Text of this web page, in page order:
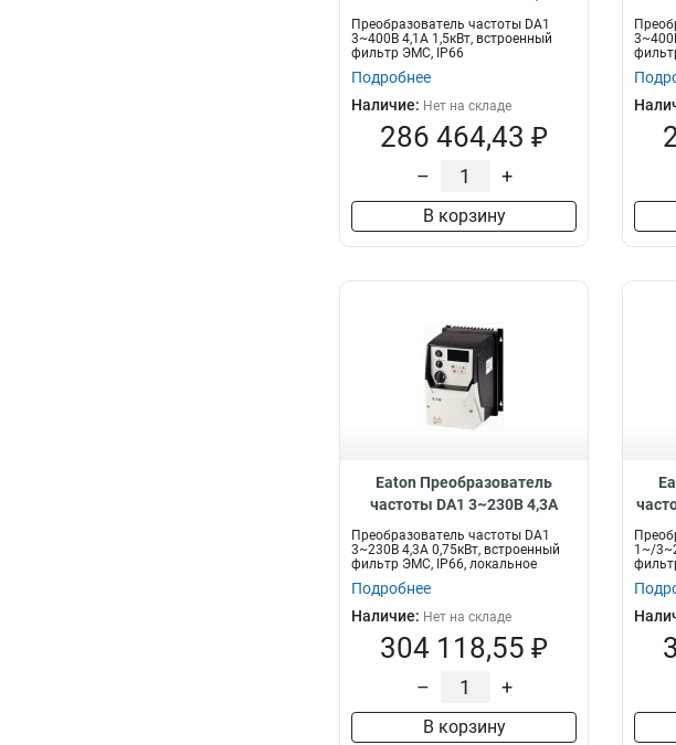
1,5кВт, встроенный фильтр
ЭМС, IP66 DA1-344D1FB-B66C
Преобразователь частоты DA1
3~400В 4,1A 1,5кВт, встроенный
фильтр ЭМС, IP66
Подробнее
Наличие: Нет на складе
286 464,43 ₽
– +
В корзину
Eaton Преобразователь
частоты DA1 3~230В 4,3A
0,75кВт, встроенный фильтр
ЭМС, IP66, локальное
управление DA1-324D3FB-
Преобразователь частоты DA1
3~230В 4,3A 0,75кВт, встроенный
фильтр ЭМС, IP66, локальное
управле...
Подробнее
Наличие: Нет на складе
304 118,55 ₽
– +
В корзину
1~/